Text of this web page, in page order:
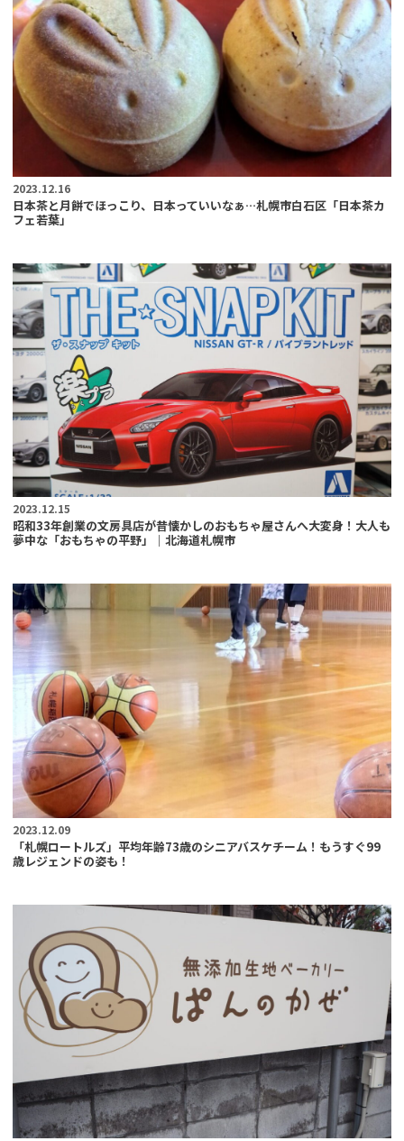
2023.12.16
日本茶と月餅でほっこり、日本っていいなぁ…札幌市白石区「日本茶カ
フェ若葉」
2023.12.15
昭和33年創業の文房具店が昔懐かしのおもちゃ屋さんへ大変身！大人も
夢中な「おもちゃの平野」｜北海道札幌市
2023.12.09
「札幌ロートルズ」平均年齢73歳のシニアバスケチーム！もうすぐ99
歳レジェンドの姿も！